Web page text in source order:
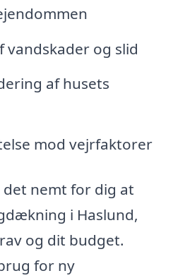
vandskader og slid
af husets
mod vejrfaktorer
nemt for dig at
i Haslund,
og dit budget.
for ny